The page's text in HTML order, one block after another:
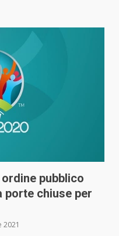
pubblico
porte chiuse per
2021